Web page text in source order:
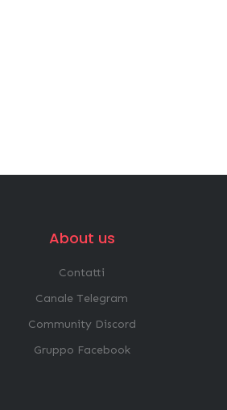
About us
Contatti
Canale Telegram
Community Discord
Gruppo Facebook